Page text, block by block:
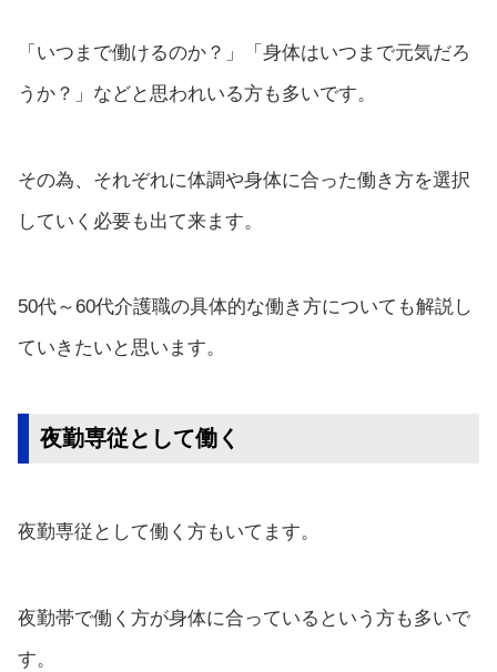
「いつまで働けるのか？」「身体はいつまで元気だろ
うか？」などと思われいる方も多いです。
その為、それぞれに体調や身体に合った働き方を選択
していく必要も出て来ます。
50代～60代介護職の具体的な働き方についても解説し
ていきたいと思います。
夜勤専従として働く
夜勤専従として働く方もいてます。
夜勤帯で働く方が身体に合っているという方も多いで
す。